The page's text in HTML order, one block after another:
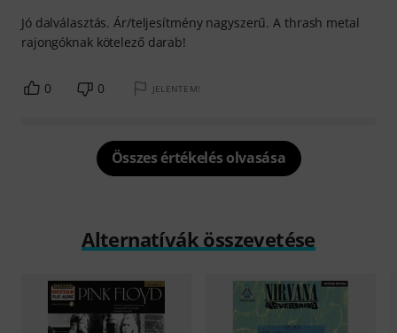
Jó dalválasztás. Ár/teljesítmény nagyszerű. A thrash metal
rajongóknak kötelező darab!
0 0 JELENTEM!
Összes értékelés olvasása
Alternatívák összevetése